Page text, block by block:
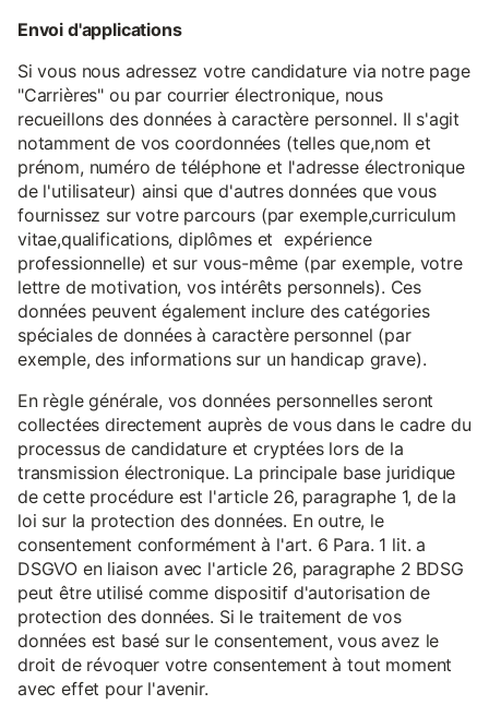
Envoi d'applications
Si vous nous adressez votre candidature via notre page
"Carrières" ou par courrier électronique, nous
recueillons des données à caractère personnel. Il s'agit
notamment de vos coordonnées (telles que,nom et
prénom, numéro de téléphone et l'adresse électronique
de l'utilisateur) ainsi que d'autres données que vous
fournissez sur votre parcours (par exemple,curriculum
vitae,qualifications, diplômes et expérience
professionnelle) et sur vous-même (par exemple, votre
lettre de motivation, vos intérêts personnels). Ces
données peuvent également inclure des catégories
spéciales de données à caractère personnel (par
exemple, des informations sur un handicap grave).
En règle générale, vos données personnelles seront
collectées directement auprès de vous dans le cadre du
processus de candidature et cryptées lors de la
transmission électronique. La principale base juridique
de cette procédure est l'article 26, paragraphe 1, de la
loi sur la protection des données. En outre, le
consentement conformément à l'art. 6 Para. 1 lit. a
DSGVO en liaison avec l'article 26, paragraphe 2 BDSG
peut être utilisé comme dispositif d'autorisation de
protection des données. Si le traitement de vos
données est basé sur le consentement, vous avez le
droit de révoquer votre consentement à tout moment
avec effet pour l'avenir.